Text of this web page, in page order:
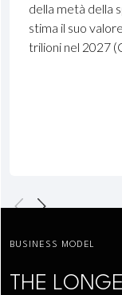
della metà della
stima il suo
trilioni nel 2027
BUSINESS MODEL
THE